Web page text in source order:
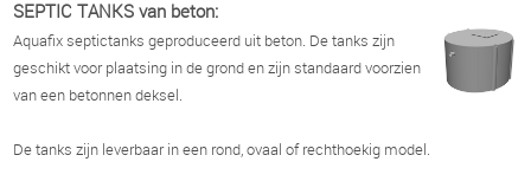
SEPTIC TANKS van beton:
Aquafix septictanks geproduceerd uit beton. De tanks zijn
geschikt voor plaatsing in de grond en zijn standaard voorzien
van een betonnen deksel.
De tanks zijn leverbaar in een rond, ovaal of rechthoekig model.